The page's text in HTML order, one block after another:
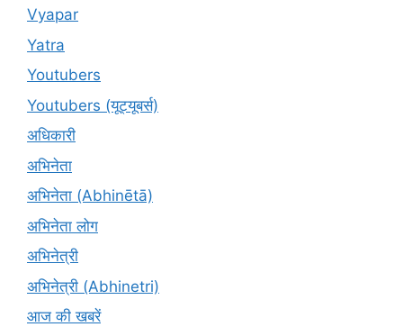
Vyapar
Yatra
Youtubers
Youtubers (यूट्यूबर्स)
अधिकारी
अभिनेता
अभिनेता (Abhinētā)
अभिनेता लोग
अभिनेत्री
अभिनेत्री (Abhinetri)
आज की खबरें